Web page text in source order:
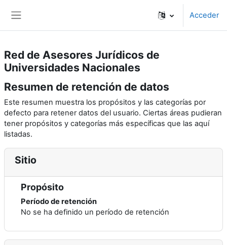
Acceder
Red de Asesores Jurídicos de
Universidades Nacionales
Resumen de retención de datos
Este resumen muestra los propósitos y las categorías por
defecto para retener datos del usuario. Ciertas áreas pudieran
tener propósitos y categorías más específicas que las aquí
listadas.
Sitio
Propósito
Período de retención
No se ha definido un período de retención